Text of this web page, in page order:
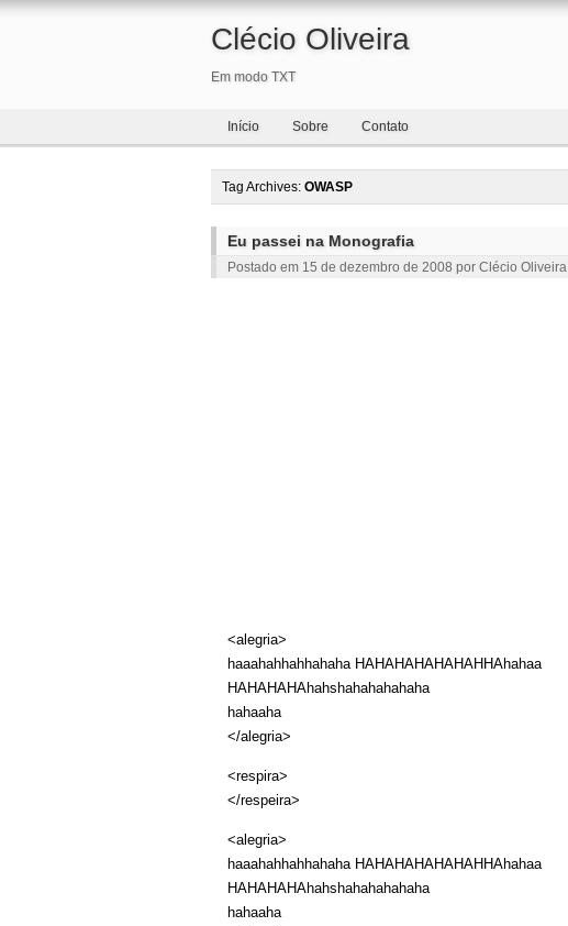
Clécio Oliveira
Em modo TXT
Início Sobre Contato
Tag Archives: OWASP
Eu passei na Monografia
Postado em 15 de dezembro de 2008 por Clécio Oliveira
<alegria>
haaahahhahhahaha HAHAHAHAHAHAHHAhahaa
HAHAHAHAhahshahahahahaha
hahaaha
</alegria>
<respira>
</respeira>
<alegria>
haaahahhahhahaha HAHAHAHAHAHAHHAhahaa
HAHAHAHAhahshahahahahaha
hahaaha